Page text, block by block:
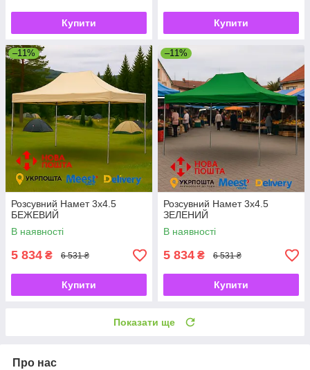
Купити Купити
–11%
Розсувний Намет 3х4.5
БЕЖЕВИЙ
В наявності
5 834 ₴ 6 531 ₴
Купити
–11%
Розсувний Намет 3х4.5
ЗЕЛЕНИЙ
В наявності
5 834 ₴ 6 531 ₴
Купити
Показати ще
Про нас